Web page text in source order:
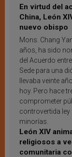
En virtud del
China, León
nuevo obispo
Mons. Chang
años, ha sido
del Acuerdo
Sede para una
llevaba veinte
hoy. Pero hace
comprometer
controvertida ley
minorías.
León XIV
religiosos a
comunitaria